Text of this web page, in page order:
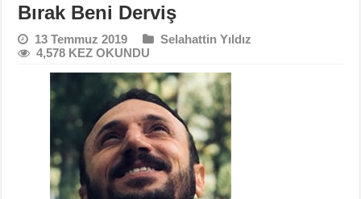
Bırak Beni Derviş
13 Temmuz 2019
Selahattin Yıldız
4,578 KEZ OKUNDU